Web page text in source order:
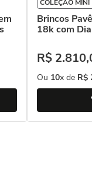
COLEÇÃO MINI
Brincos
18k com
R$ 2.810,
Ou 10x de R$